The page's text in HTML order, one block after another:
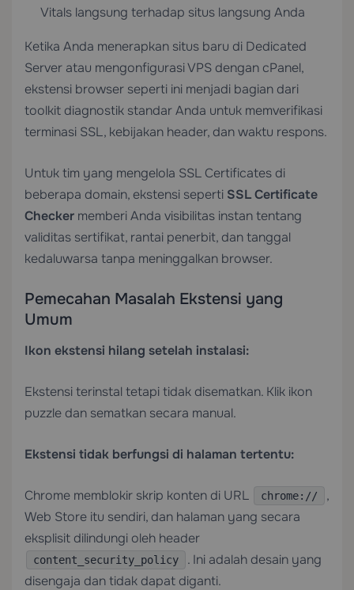
Vitals langsung terhadap situs langsung Anda
Ketika Anda menerapkan situs baru di Dedicated
Server atau mengonfigurasiVPS dengan cPanel,
ekstensi browser seperti ini menjadi bagian dari
toolkit diagnostik standar Anda untuk memverifikasi
terminasi SSL, kebijakan header, dan waktu respons.
Untuk tim yang mengelola SSL Certificates di
beberapa domain, ekstensi seperti SSL Certificate
Checker memberi Anda visibilitas instan tentang
validitas sertifikat, rantai penerbit, dan tanggal
kedaluwarsa tanpa meninggalkan browser.
Pemecahan Masalah Ekstensi yang
Umum
Ikon ekstensi hilang setelah instalasi:
Ekstensi terinstal tetapi tidak disematkan. Klik ikon
puzzle dan sematkan secara manual.
Ekstensi tidak berfungsi di halaman tertentu:
Chrome memblokir skrip konten di URL chrome://
,
Web Store itu sendiri, dan halaman yang secara
eksplisit dilindungi oleh header
content_security_policy
. Ini adalah desain yang
disengaja dan tidak dapat diganti.